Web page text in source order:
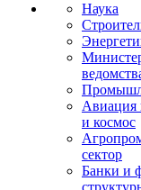
Наука
Авиация
и космос
сектор
Банки и